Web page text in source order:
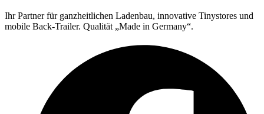
Ihr Partner für ganzheitlichen Ladenbau, innovative Tinystores und
mobile Back-Trailer. Qualität „Made in Germany“.